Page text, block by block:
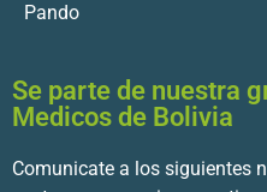
Pando
Se parte de nuestra
Medicos de Bolivia
Comunicate a los siguientes